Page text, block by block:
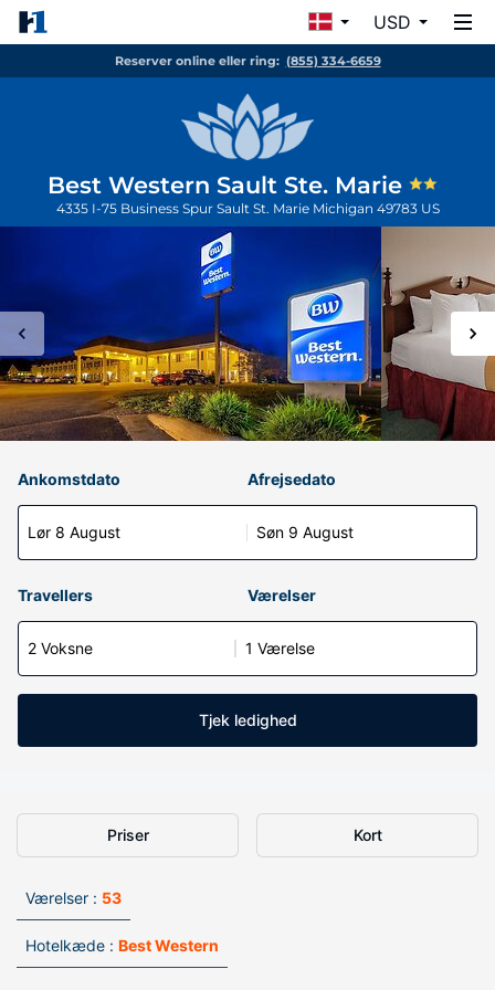
USD
Reserver online eller ring: (855) 334-6659
Best Western Sault Ste. Marie
4335 I-75 Business Spur Sault St. Marie Michigan 49783 US
Ankomstdato
Lør 8 August
Afrejsedato
Søn 9 August
Travellers Værelser
2 Voksne 1 Værelse
Tjek ledighed
Priser Kort
Værelser : 53
Hotelkæde : Best Western